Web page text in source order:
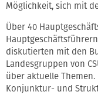
Möglichkeit, sich mit
Über 40
diskutierten mit den
Landesgruppen von
über aktuelle
Konjunktur- und